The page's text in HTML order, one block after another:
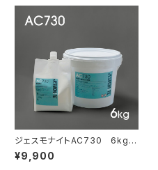
ジェスモナイトAC730 6kgセ
ット
¥9,900